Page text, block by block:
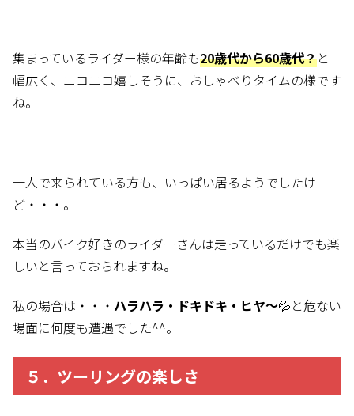
集まっているライダー様の年齢も20歳代から60歳代？と
幅広く、ニコニコ嬉しそうに、おしゃべりタイムの様です
ね。
一人で来られている方も、いっぱい居るようでしたけ
ど・・・。
本当のバイク好きのライダーさんは走っているだけでも楽
しいと言っておられますね。
私の場合は・・・ ハラハラ・ドキドキ・ヒヤ～💦と危ない
場面に何度も遭遇でした^^。
５．ツーリングの楽しさ